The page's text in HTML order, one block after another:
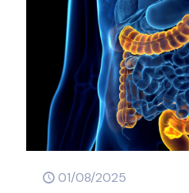
01/08/2025